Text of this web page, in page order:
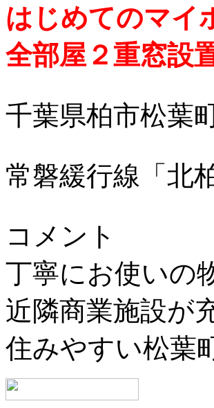
はじめてのマイ
全部屋２重窓設
千葉県柏市松葉
常磐緩行線「北
コメント
丁寧にお使いの
近隣商業施設が
住みやすい松葉